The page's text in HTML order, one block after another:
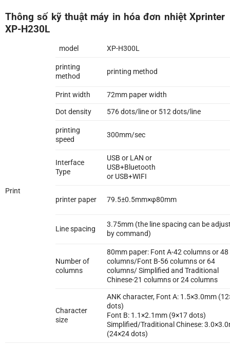
Thông số kỹ thuật máy in hóa đơn nhiệt Xprinter
XP-H230L
Print
model XP-H300L
printing
method
printing method
Print width
72mm paper width
Dot density
576 dots/line or 512 dots/line
printing
speed
300mm/sec
Interface
Type
USB or LAN or
USB+Bluetooth
or USB+WIFI
printer paper 79.5±0.5mm×φ80mm
Line spacing
3.75mm (the line spacing can be
by command)
Number of
columns
80mm paper: Font A-42 columns or 48
columns/Font B-56 ​​columns or 64
columns/ Simplified and Traditional
Chinese-21 columns or 24 columns
Character
size
ANK character, Font A: 1.5×3.0mm
dots)
Font B: 1.1×2.1mm (9×17 dots)
Simplified/Traditional Chinese:
(24×24 dots)